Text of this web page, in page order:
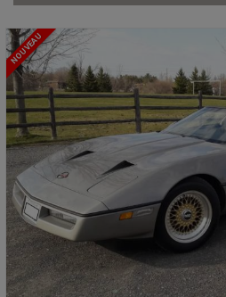
NOUVEAU